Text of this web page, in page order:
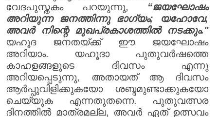
വേദപുസ്തകം പറയുന്നു, “ജയഘോഷം
അറിയുന്ന ജനത്തിന്നു ഭാഗ്യം; യഹോവേ,
അവർ നിന്റെ മുഖപ്രകാശത്തിൽ നടക്കും."
യഹൂദ ജനതയ്ക്ക് ഈ ജയഘോഷം
അറിയാം. യഹൂദാ പുതുവർഷത്തെ
കാഹളങ്ങളുടെ ദിവസം എന്നു
അറിയപ്പെടുന്നു, അതായത് ആ ദിവസം
ആർപ്പുവിളിക്കുകയോ ശബ്ദമുണ്ടാക്കുകയോ
ചെയ്യുക എന്നതുതന്നെ. പുതുവത്സര
ദിനത്തിൽ മാത്രമല്ല, അവർ ഏത് ഉത്സവം